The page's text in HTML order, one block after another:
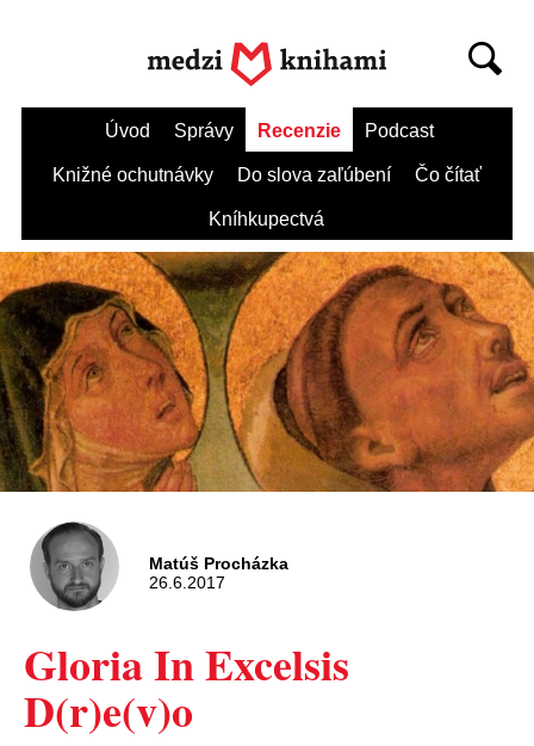
Úvod Správy Recenzie Podcast
Knižné ochutnávky Do slova zaľúbení Čo čítať
Kníhkupectvá
Matúš Procházka
26.6.2017
Gloria In Excelsis
D(r)e(v)o